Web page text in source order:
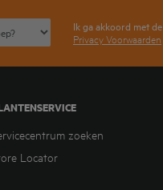
Ik ga akkoord met de
Privacy Voorwaarden
zoeken
Locator